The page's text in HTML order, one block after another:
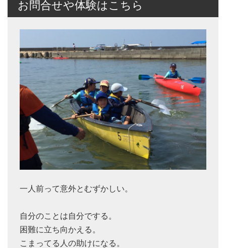
お問合せや体験はこちら
一人前って意外とむずかしい。
自分のことは自分でする。
困難に立ち向かえる。
こまってる人の助けになる。